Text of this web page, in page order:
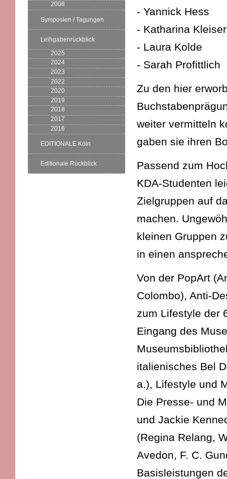
2008
Symposien / Tagungen
Leihgabenrückblick
2025
2024
2023
2022
2020
2019
2018
2017
2016
EDITIONALE Köln
Editionale Rückblick
- Yannick Hess
- Katharina Kleiser
- Laura Kolde
- Sarah Profittlich
Zu den hier
weiter vermitteln
gaben sie ihren
Passend zum
KDA-Studenten
Zielgruppen auf
machen.
kleinen Gruppen
in einen
Von der PopArt
Colombo), Anti-
zum Lifestyle der
Eingang des
italienisches Bel
a.), Lifestyle und
Die Presse- und
und Jackie
(Regina Relang,
Avedon, F. C.
Basisleistungen